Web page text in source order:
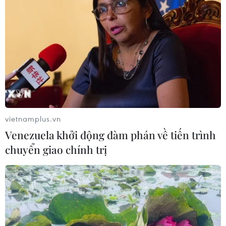
Quảng Ninh quyết không để thiệt hại về
người trong bão số 3
16/09/2014 07:18
Trong cuộc họp khẩn chỉ đạo về phòng chống bão số 3,
ông Phạm Minh Chính, Bí thư Tỉnh ủy Quảng Ninh,
khẳng định kên quyết không để thiệt hại về người trong
vietnamplus.vn
Venezuela khởi động đàm phán về tiến trình
chuyển giao chính trị